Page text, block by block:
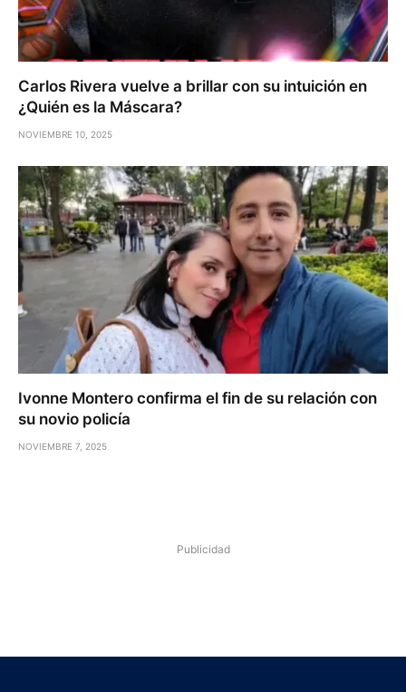
Carlos Rivera vuelve a brillar con su intuición en
¿Quién es la Máscara?
NOVIEMBRE 10, 2025
Ivonne Montero confirma el fin de su relación con
su novio policía
NOVIEMBRE 7, 2025
Publicidad